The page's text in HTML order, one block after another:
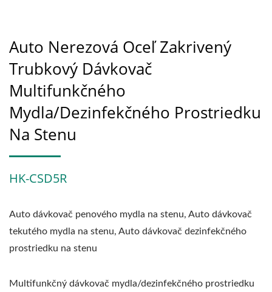
Auto Nerezová Oceľ Zakrivený
Trubkový Dávkovač
Multifunkčného
Mydla/dezinfekčného Prostriedku
Na Stenu
HK-CSD5R
Auto dávkovač penového mydla na stenu, Auto dávkovač
tekutého mydla na stenu, Auto dávkovač dezinfekčného
prostriedku na stenu
Multifunkčný dávkovač mydla/dezinfekčného prostriedku